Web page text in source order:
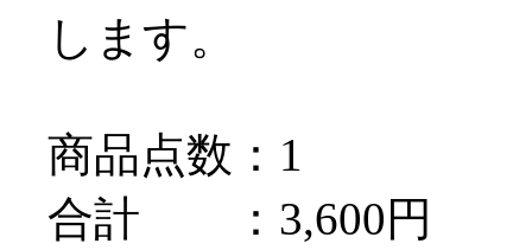
します。
商品点数：1
合計 ：3,600円